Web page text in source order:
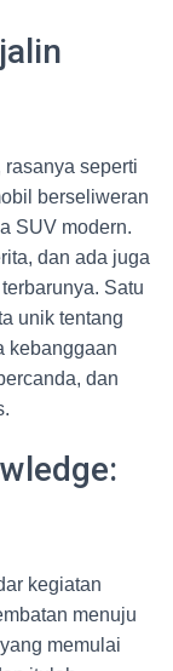
seperti
berseliweran
SUV modern.
dan ada juga
Satu
unik tentang
kebanggaan
dan
kegiatan
menuju
memulai